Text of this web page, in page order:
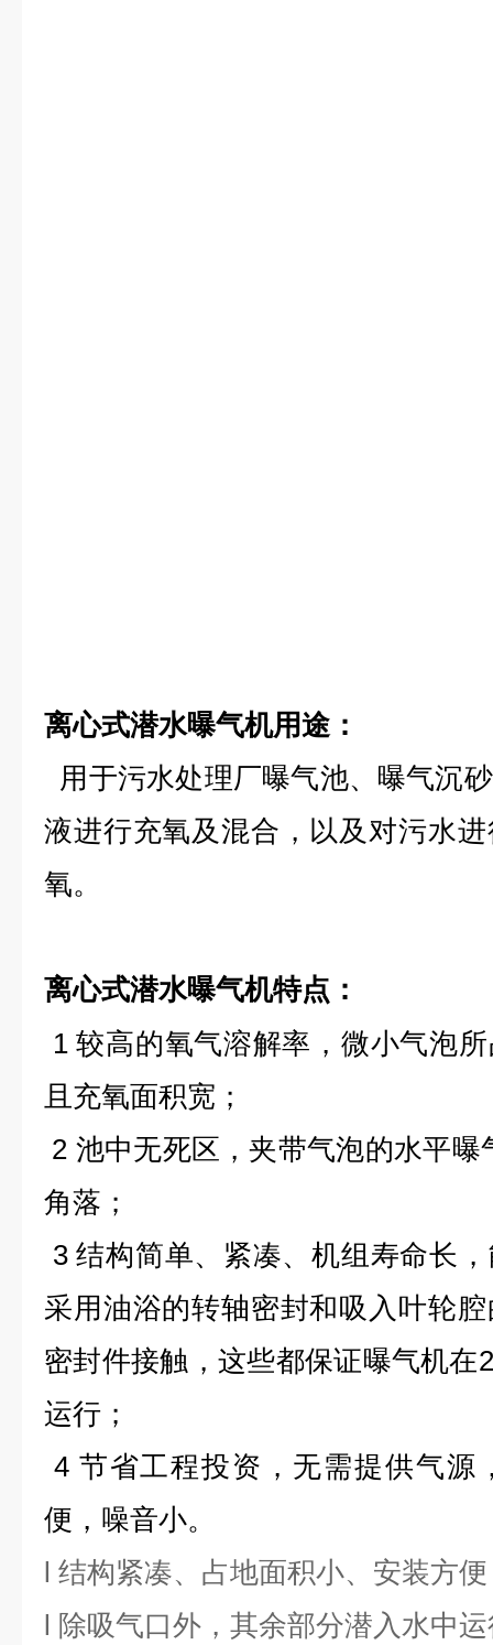
离心式潜水曝气机用途：
用于污水处理厂曝气池、曝气沉
液进行充氧及混合，以及对污水
氧。
离心式潜水曝气机特点：
1 较高的氧气溶解率，微小气泡
且充氧面积宽；
2 池中无死区，夹带气泡的水平
角落；
3 结构简单、紧凑、机组寿命长
采用油浴的转轴密封和吸入叶轮
密封件接触，这些都保证曝气机在
运行；
4 节省工程投资，无需提供气源
便，噪音小。
l 结构紧凑、占地面积小、安装方
l 除吸气口外，其余部分潜入水中